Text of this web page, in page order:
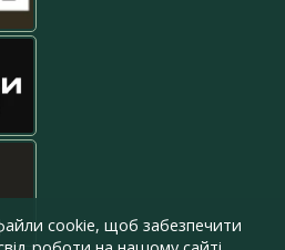
cookie, щоб забезпечити